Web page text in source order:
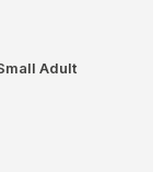
Adult